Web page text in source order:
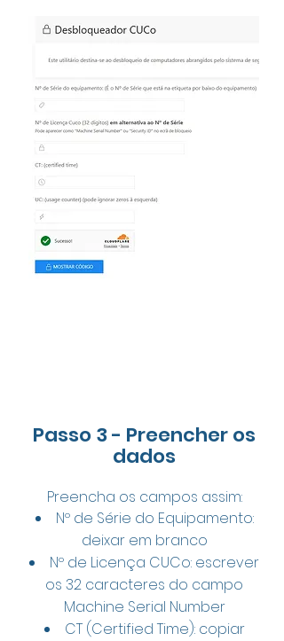
Passo 3 - Preencher os
dados
Preencha os campos assim:
Nº de Série do Equipamento:
deixar em branco
Nº de Licença CUCo: escrever
os 32 caracteres do campo
Machine Serial Number
CT (Certified Time): copiar